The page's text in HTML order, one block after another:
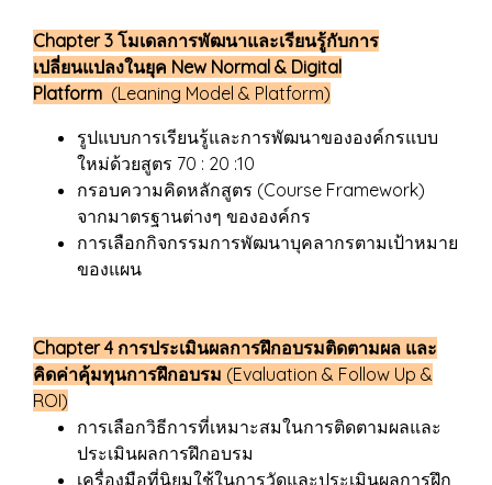
Chapter 3 โมเดลการพัฒนาและเรียนรู้กับการ
เปลี่ยนแปลงในยุค New Normal & Digital
Platform (Leaning Model & Platform)
รูปแบบการเรียนรู้และการพัฒนาขององค์กรแบบ
ใหม่ด้วยสูตร 70 : 20 :10
กรอบความคิดหลักสูตร (Course Framework)
จากมาตรฐานต่างๆ ขององค์กร
การเลือกกิจกรรมการพัฒนาบุคลากรตามเป้าหมาย
ของแผน
Chapter 4 การประเมินผลการฝึกอบรมติดตามผล และ
คิดค่าคุ้มทุนการฝึกอบรม (Evaluation & Follow Up &
ROI)
การเลือกวิธีการที่เหมาะสมในการติดตามผลและ
ประเมินผลการฝึกอบรม
เครื่องมือที่นิยมใช้ในการวัดและประเมินผลการฝึก